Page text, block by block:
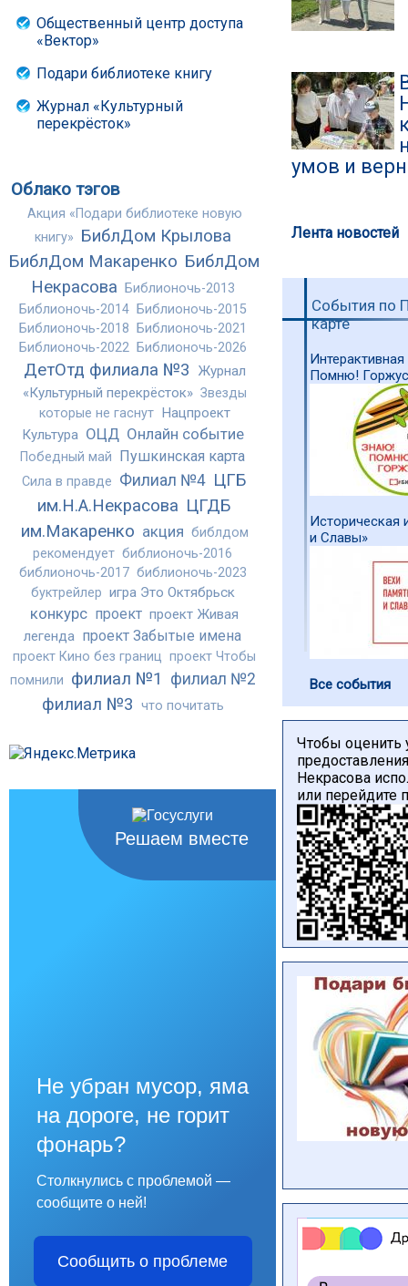
Общественный центр доступа
«Вектор»
Подари библиотеке книгу
Журнал «Культурный
перекрёсток»
Облако тэгов
Акция «Подари библиотеке новую
книгу» БиблДом Крылова
БиблДом Макаренко БиблДом
Некрасова
Библионочь-2013
Библионочь-2014
Библионочь-2015
Библионочь-2018
Библионочь-2021
Библионочь-2022
Библионочь-2026
ДетОтд филиала №3
Журнал
«Культурный перекрёсток» Звезды
которые не гаснут Нацпроект
Культура ОЦД Онлайн событие
Победный май Пушкинская карта
Сила в правде Филиал №4 ЦГБ
им.Н.А.Некрасова ЦГДБ
им.Макаренко акция библдом
рекомендует библионочь-2016
библионочь-2017 библионочь-2023
буктрейлер игра Это Октябрьск
конкурс проект проект Живая
легенда проект Забытые имена
проект Кино без границ проект Чтобы
помнили филиал №1 филиал №2
филиал №3 что почитать
Решаем вместе
Не убран мусор, яма
на дороге, не горит
фонарь?
Столкнулись с проблемой —
сообщите о ней!
Сообщить о проблеме
умов и
Лента новостей
События по
карте
Помню!
Историческая
и Славы»
Все события
Чтобы оценить
Некрасова
или перейдите